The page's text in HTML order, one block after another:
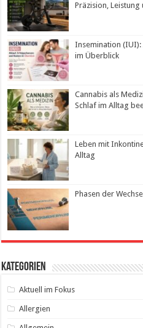
Präzision, Leistung
Insemination (IUI):
im Überblick
Cannabis als
Schlaf im Alltag
Leben mit
Alltag
Phasen der
Kategorien
Aktuell im Fokus
Allergien